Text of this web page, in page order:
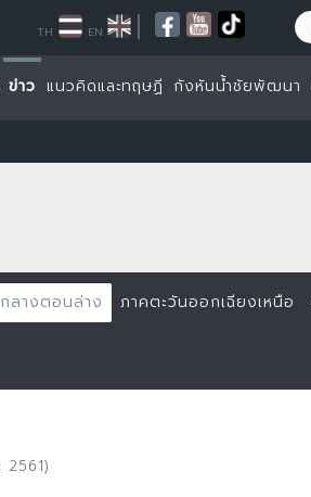
ข่าว แนวคิดและทฤษฏี กังหันน้ำชัยพัฒนา
TH EN |
ลางตอนล่าง ภาคตะวันออกเฉียงเหนือ
2561)